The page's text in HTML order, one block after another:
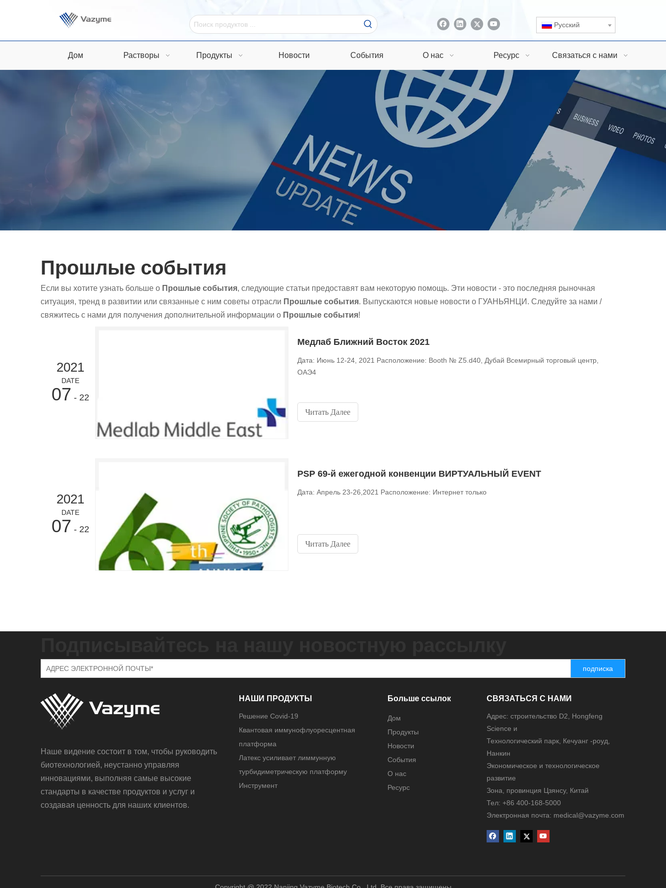
Pусский
Дом Растворы Продукты Новости События О нас Ресурс Связаться с нами
Прошлые события
Если вы хотите узнать больше о Прошлые события, следующие статьи предоставят вам некоторую помощь. Эти новости - это последняя рыночная
ситуация, тренд в развитии или связанные с ним советы отрасли Прошлые события. Выпускаются новые новости о ГУАНЬЯНЦИ. Следуйте за нами /
свяжитесь с нами для получения дополнительной информации о Прошлые события!
2021
DATE
07 - 22
Медлаб Ближний Восток 2021
Дата: Июнь 12-24, 2021 Расположение: Booth № Z5.d40, Дубай Всемирный торговый центр,
ОАЭ4
Читать Далее
2021
DATE
07 - 22
PSP 69-й ежегодной конвенции ВИРТУАЛЬНЫЙ EVENT
Дата: Апрель 23-26,2021 Расположение: Интернет только
Читать Далее
подписка
Наше видение состоит в том, чтобы руководить
биотехнологией, неустанно управляя
инновациями, выполняя самые высокие
стандарты в качестве продуктов и услуг и
создавая ценность для наших клиентов.
НАШИ ПРОДУКТЫ
Решение Covid-19
Квантовая иммунофлуоресцентная
платформа
Латекс усиливает лиммунную
турбидиметрическую платформу
Инструмент
Больше ссылок
Дом
Продукты
Новости
События
О нас
Ресурс
СВЯЗАТЬСЯ С НАМИ
Адрес: строительство D2, Hongfeng
Science и
Технологический парк, Кечуанг -роуд,
Нанкин
Экономическое и технологическое
развитие
Зона, провинция Цзянсу, Китай
Тел: +86 400-168-5000
Электронная почта: medical@vazyme.com